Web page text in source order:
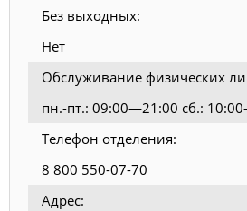
Без выходных:
Нет
Обслуживание физических
пн.-пт.: 09:00—21:00 сб.:
Телефон отделения:
8 800 550-07-70
Адрес: